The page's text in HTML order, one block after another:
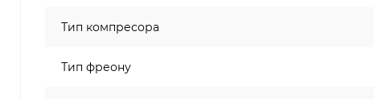
Тип компресора
Тип фреону